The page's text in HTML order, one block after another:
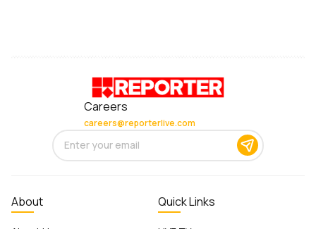
Careers
careers@reporterlive.com
About Quick Links